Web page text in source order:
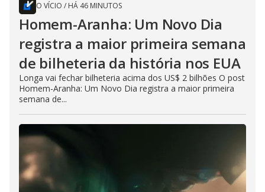
O VÍCIO / HÁ 46 MINUTOS
Homem-Aranha: Um Novo Dia
registra a maior primeira semana
de bilheteria da história nos EUA
Longa vai fechar bilheteria acima dos US$ 2 bilhões O post
Homem-Aranha: Um Novo Dia registra a maior primeira
semana de...